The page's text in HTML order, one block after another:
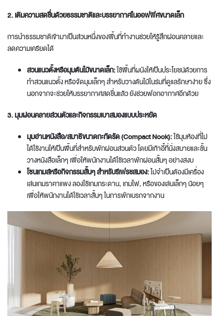
2. เติมความสดชื่นด้วยธรรมชาติและบรรยากาศในออฟฟิศขนาดเล็ก
การนำธรรมชาติเข้ามาเป็นส่วนหนึ่งของพื้นที่ทำงานช่วยให้รู้สึกผ่อนคลายและ
ลดความเครียดได้
สวนแนวตั้งหรือมุมต้นไม้ขนาดเล็ก:ใช้พื้นที่ผนังให้เป็นประโยชน์ด้วยการ
ทำสวนแนวตั้ง หรือจัดมุมเล็กๆ สำหรับวางต้นไม้ในร่มที่ดูแลรักษาง่าย ซึ่ง
นอกจากจะช่วยให้บรรยากาศสดชื่นแล้ว ยังช่วยฟอกอากาศอีกด้วย
3. มุมผ่อนคลายส่วนตัวและกิจกรรมเบาสมองแบบประหยัด
มุมอ่านหนังสือ/สมาธิขนาดกะทัดรัด (Compact Nook):ใช้มุมห้องที่ไม่
ได้ใช้งานให้เป็นพื้นที่สำหรับพักผ่อนส่วนตัว โดยมีเก้าอี้ที่นั่งสบายและชั้น
วางหนังสือเล็กๆ เพื่อให้พนักงานได้ใช้เวลาพักผ่อนสั้นๆ อย่างสงบ
โซนเกมส์หรือกิจกรรมสั้นๆ สำหรับรีเฟรชสมอง:ไม่จำเป็นต้องมีเครื่อง
เล่นเกมราคาแพง ลองใช้เกมกระดาน, เกมไพ่, หรือของเล่นเล็กๆ น้อยๆ
เพื่อให้พนักงานได้ใช้เวลาสั้นๆ ในการพักเบรกจากงาน